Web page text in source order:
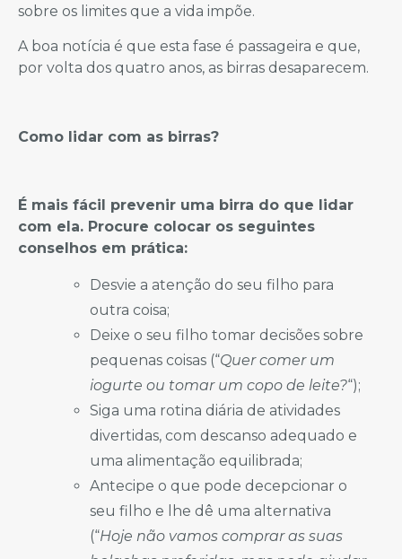
sobre os limites que a vida impõe.
A boa notícia é que esta fase é passageira e que,
por volta dos quatro anos, as birras desaparecem.
Como lidar com as birras?
É mais fácil prevenir uma birra do que lidar
com ela. Procure colocar os seguintes
conselhos em prática:
Desvie a atenção do seu filho para
outra coisa;
Deixe o seu filho tomar decisões sobre
pequenas coisas (“Quer comer um
iogurte ou tomar um copo de leite?“);
Siga uma rotina diária de atividades
divertidas, com descanso adequado e
uma alimentação equilibrada;
Antecipe o que pode decepcionar o
seu filho e lhe dê uma alternativa
(“Hoje não vamos comprar as suas